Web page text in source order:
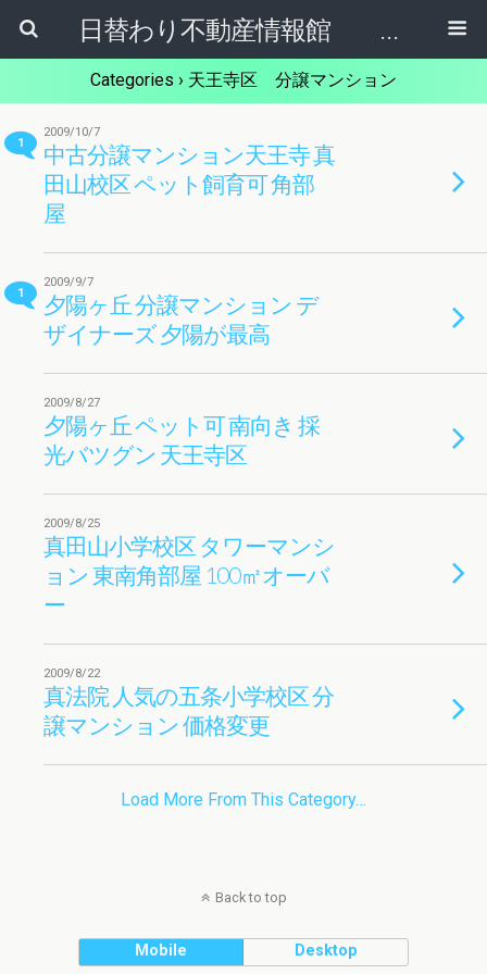
日替わり不動産情報館 リア･ライブログ
Categories › 天王寺区 分譲マンション
1
2009/10/7
中古分譲マンション天王寺 真
田山校区 ペット飼育可 角部
屋
1
2009/9/7
夕陽ヶ丘 分譲マンション デ
ザイナーズ 夕陽が最高
2009/8/27
夕陽ヶ丘 ペット可 南向き 採
光バツグン 天王寺区
2009/8/25
真田山小学校区 タワーマンシ
ョン 東南角部屋 100㎡オーバ
ー
2009/8/22
真法院 人気の五条小学校区 分
譲マンション 価格変更
Load More From This Category…
Back to top
Mobile Desktop